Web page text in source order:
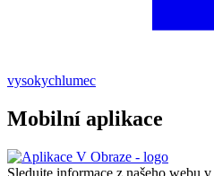
vysokychlumec
Mobilní aplikace